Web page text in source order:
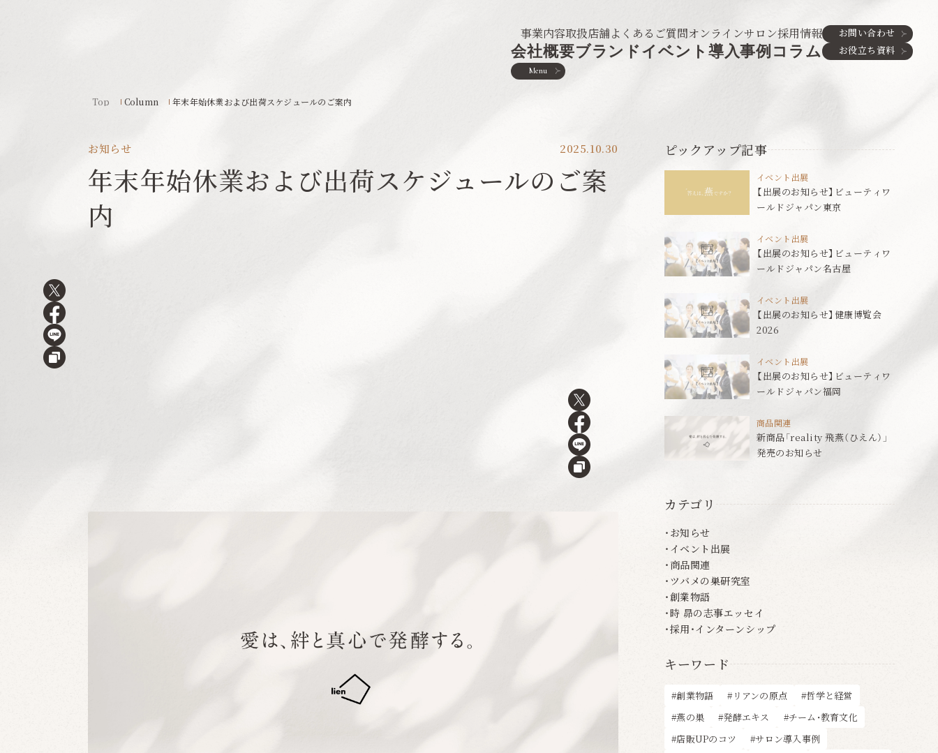
事業内容取扱店舗よくあるご質問オンラインサロン採用情報
会社概要ブランドイベント 導入事例 コラム
お問い合わせ
お役立ち資料
Menu
Top Column 年末年始休業および出荷スケジュールのご案内
お知らせ 2025.10.30
年末年始休業および出荷スケジュールのご案
内
ピックアップ記事
イベント出展
【出展のお知らせ】ビューティワ
ールドジャパン東京
イベント出展
【出展のお知らせ】ビューティワ
ールドジャパン名古屋
イベント出展
【出展のお知らせ】健康博覧会
2026
イベント出展
【出展のお知らせ】ビューティワ
ールドジャパン福岡
商品関連
新商品「reality 飛燕（ひえん）」
発売のお知らせ
カテゴリ
お知らせ
イベント出展
商品関連
ツバメの巣研究室
創業物語
時 昴の志事エッセイ
採用・インターンシップ
キーワード
創業物語 リアンの原点
哲学と経営
燕の巣
発酵エキス
チーム・教育文化
店販UPのコツ
サロン導入事例